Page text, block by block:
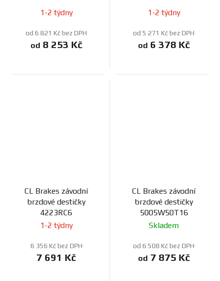
1-2 týdny
od 6 821 Kč bez DPH
od 8 253 Kč
1-2 týdny
od 5 271 Kč bez DPH
od 6 378 Kč
CL Brakes závodní
brzdové destičky
4223RC6
1-2 týdny
6 356 Kč bez DPH
7 691 Kč
CL Brakes závodní
brzdové destičky
5005W50T16
Skladem
od 6 508 Kč bez DPH
od 7 875 Kč